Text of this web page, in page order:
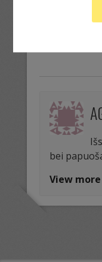
bei
View